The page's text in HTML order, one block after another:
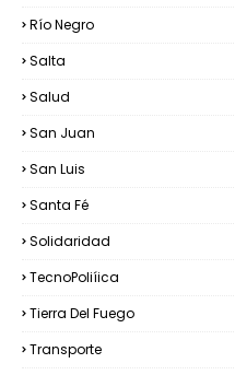
Río Negro
Salta
Salud
San Juan
San Luis
Santa Fé
Solidaridad
TecnoPoliíica
Tierra Del Fuego
Transporte